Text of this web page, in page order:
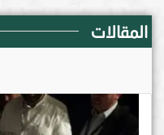
المقالات